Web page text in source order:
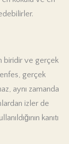
biridir ve gerçek
gerçek
aynı zamanda
izler de
kanıtı